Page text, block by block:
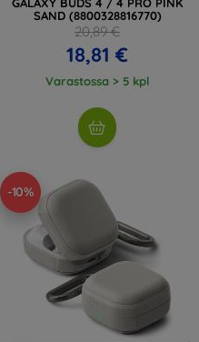
SAND (8800328816770)
20,89 €
18,81 €
Varastossa > 5 kpl
-10%